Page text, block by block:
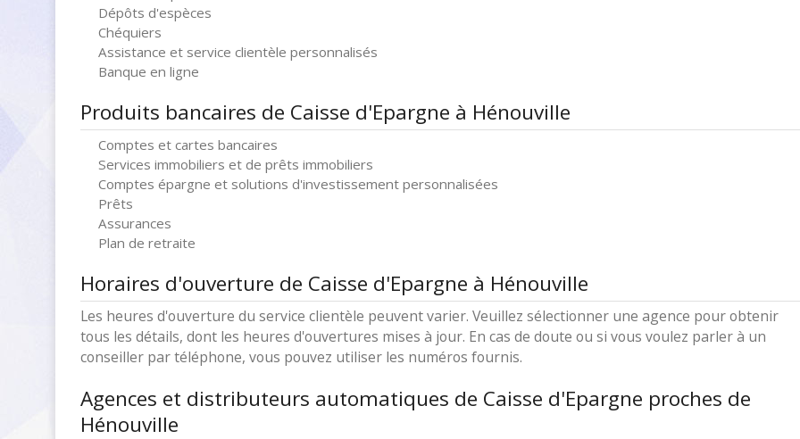
Dépôts d'espèces
Chéquiers
Assistance et service clientèle personnalisés
Banque en ligne
Produits bancaires de Caisse d'Epargne à Hénouville
Comptes et cartes bancaires
Services immobiliers et de prêts immobiliers
Comptes épargne et solutions d'investissement personnalisées
Prêts
Assurances
Plan de retraite
Horaires d'ouverture de Caisse d'Epargne à Hénouville
Les heures d'ouverture du service clientèle peuvent varier. Veuillez sélectionner une agence pour obtenir
tous les détails, dont les heures d'ouvertures mises à jour. En cas de doute ou si vous voulez parler à un
conseiller par téléphone, vous pouvez utiliser les numéros fournis.
Agences et distributeurs automatiques de Caisse d'Epargne proches de
Hénouville